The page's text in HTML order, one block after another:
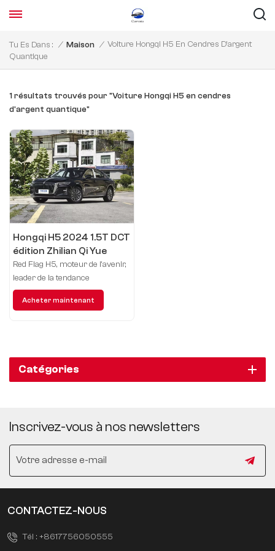
Tu Es Dans : / Maison / Voiture Hongqi H5 En Cendres D'argent
Quantique
1 résultats trouvés pour "Voiture Hongqi H5 en cendres
d'argent quantique"
Hongqi H5 2024 1.5T DCT
édition Zhilian Qi Yue
Red Flag H5, moteur de l'avenir,
leader de la tendance
Acheter maintenant
Catégories
Inscrivez-vous à nos newsletters
CONTACTEZ-NOUS
Tél : +8617756050555